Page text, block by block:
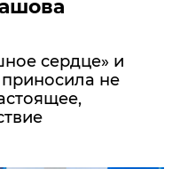
сердце» и
не